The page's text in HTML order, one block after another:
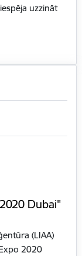
uzzināt
Dubai"
(LIAA)
2020